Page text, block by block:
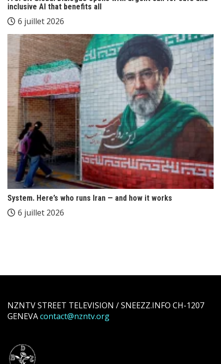
inclusive AI that benefits all
6 juillet 2026
System. Here’s who runs Iran — and how it works
6 juillet 2026
NZNTV STREET TELEVISION / SNEEZZ.INFO CH-1207
GENEVAcontact@nzntv.org